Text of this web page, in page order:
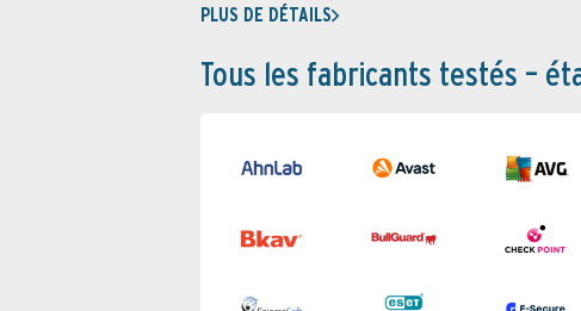
PLUS DE DÉTAILS
Tous les fabricants testés –